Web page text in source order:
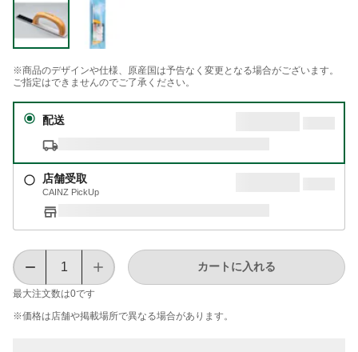
※商品のデザインや仕様、原産国は予告なく変更となる場合がございます。
ご指定はできませんのでご了承ください。
配送
店舗受取
CAINZ PickUp
最大注文数は0です
カートに入れる
※価格は​店舗や​掲載場所で​異なる​場合が​あります。